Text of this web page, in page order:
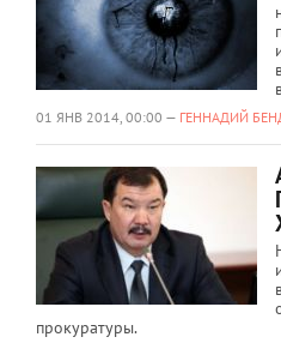
01 ЯНВ 2014, 00:00 — ГЕННАДИЙ
прокуратуры.